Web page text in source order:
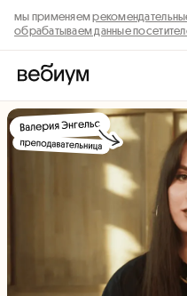
мы применяем
обрабатываем данные